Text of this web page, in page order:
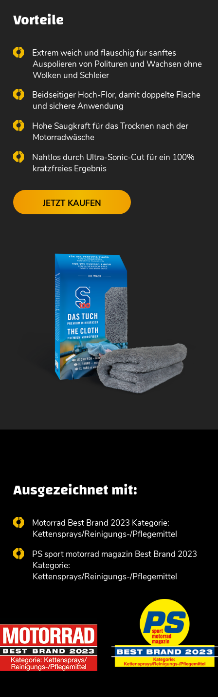
Vorteile
Extrem weich und flauschig für sanftes
Auspolieren von Polituren und Wachsen ohne
Wolken und Schleier
Beidseitiger Hoch-Flor, damit doppelte Fläche
und sichere Anwendung
Hohe Saugkraft für das Trocknen nach der
Motorradwäsche
Nahtlos durch Ultra-Sonic-Cut für ein 100%
kratzfreies Ergebnis
JETZT KAUFEN
Ausgezeichnet mit:
Motorrad Best Brand 2023 Kategorie:
Kettensprays/Reinigungs-/Pflegemittel
PS sport motorrad magazin Best Brand 2023
Kategorie:
Kettensprays/Reinigungs-/Pflegemittel